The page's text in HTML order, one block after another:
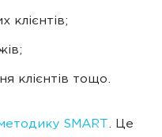
клієнтів;
клієнтів тощо.
SMART . Це